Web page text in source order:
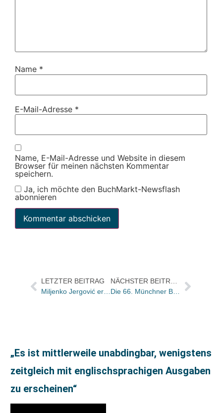
Name *
E-Mail-Adresse *
Name, E-Mail-Adresse und Website in diesem
Browser für meinen nächsten Kommentar
speichern.
Ja, ich möchte den BuchMarkt-Newsflash
abonnieren
LETZTER BEITRAG
Miljenko Jergović erhält den Leipziger Buchpreis zur Europäischen Verständigung 2026
„Es ist mittlerweile unabdingbar, wenigstens
zeitgleich mit englischsprachigen Ausgaben
zu erscheinen“